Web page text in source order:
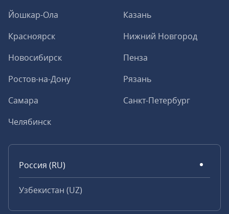
Йошкар-Ола
Казань
Красноярск
Нижний Новгород
Новосибирск
Пенза
Ростов-на-Дону
Рязань
Самара
Санкт-Петербург
Челябинск
Россия (RU)
Узбекистан (UZ)